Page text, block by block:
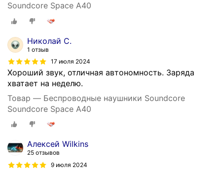
Soundcore Space A40
Николай С.
1 отзыв
17 июля 2024
Хороший звук, отличная автономность. Заряда
хватает на неделю.
Товар — Беспроводные наушники Soundcore
Soundcore Space A40
Алексей Wilkins
25 отзывов
9 июля 2024